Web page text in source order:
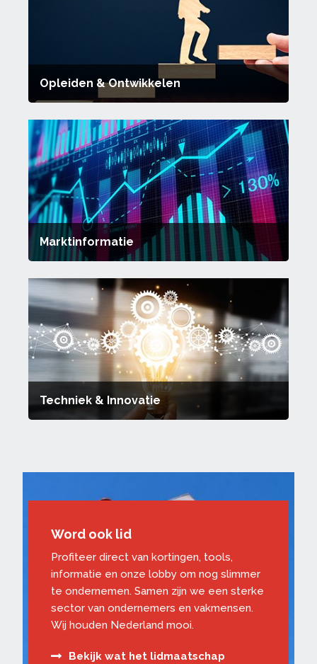
Opleiden & Ontwikkelen
Marktinformatie
Techniek & Innovatie
Word ook lid
Profiteer direct van kortingen, tools,
informatie en onze lobby om nog slimmer
te ondernemen. Samen zijn we een sterke
sector van ondernemers en vakmensen.
Wij houden Nederland mooi.
Bekijk wat het lidmaatschap